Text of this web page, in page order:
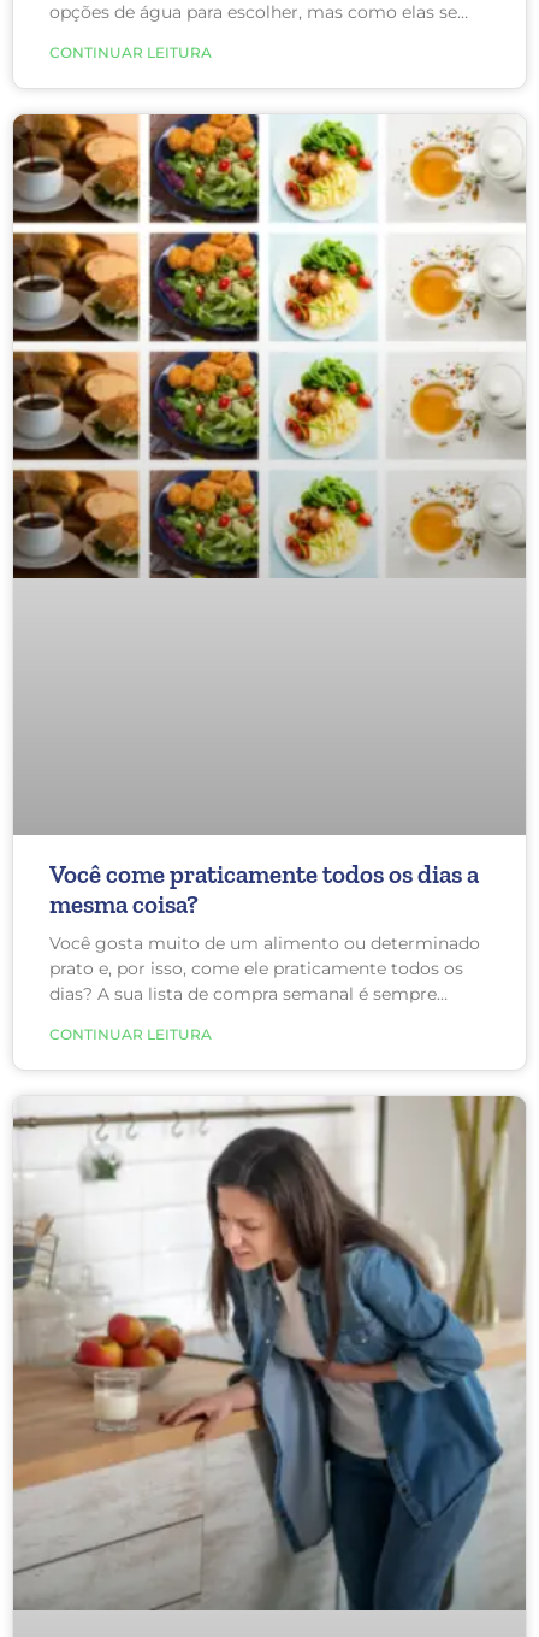
opções de água para escolher, mas como elas se
a escolha mais nutritiva? Vamos analisar as opções
de água disponíveis!
CONTINUAR LEITURA
Você come praticamente todos os dias a
mesma coisa?
Você gosta muito de um alimento ou determinado
prato e, por isso, come ele praticamente todos os
dias? A sua lista de compra semanal é sempre
e está tendo dificuldade para emagrecer, mas não
entende o motivo de continuar inflamada e não
estar emagrecendo? A falta de variedade alimentar
pode ser a causa disso!
CONTINUAR LEITURA